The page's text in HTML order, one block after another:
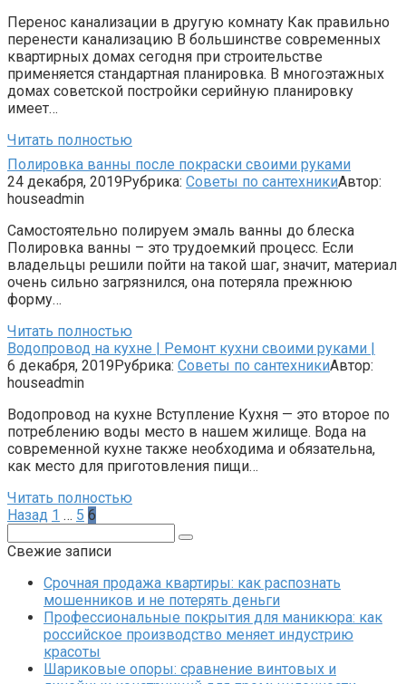
Перенос канализации в другую комнату Как правильно
перенести канализацию В большинстве современных
квартирных домах сегодня при строительстве
применяется стандартная планировка. В многоэтажных
домах советской постройки серийную планировку
имеет…
Читать полностью
Полировка ванны после покраски своими руками
24 декабря, 2019Рубрика: Советы по сантехникиАвтор:
houseadmin
Самостоятельно полируем эмаль ванны до блеска
Полировка ванны – это трудоемкий процесс. Если
владельцы решили пойти на такой шаг, значит, материал
очень сильно загрязнился, она потеряла прежнюю
форму…
Читать полностью
Водопровод на кухне | Ремонт кухни своими руками |
6 декабря, 2019Рубрика: Советы по сантехникиАвтор:
houseadmin
Водопровод на кухне Вступление Кухня — это второе по
потреблению воды место в нашем жилище. Вода на
современной кухне также необходима и обязательна,
как место для приготовления пищи…
Читать полностью
Пагинация
Назад 1 … 5 6
Свежие записи
Срочная продажа квартиры: как распознать
мошенников и не потерять деньги
Профессиональные покрытия для маникюра: как
российское производство меняет индустрию
красоты
Шариковые опоры: сравнение винтовых и